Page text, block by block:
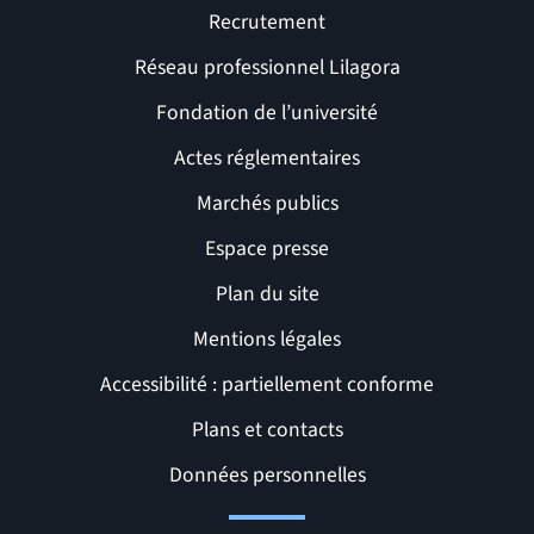
Liens et pages utiles
Recrutement
Réseau professionnel Lilagora
Fondation de l’université
Actes réglementaires
Marchés publics
Espace presse
Plan du site
Mentions légales
Accessibilité : partiellement conforme
Plans et contacts
Données personnelles